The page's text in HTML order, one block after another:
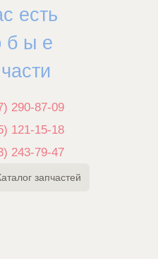
есть
б ы е
290-87-09
121-15-18
243-79-47
запчастей